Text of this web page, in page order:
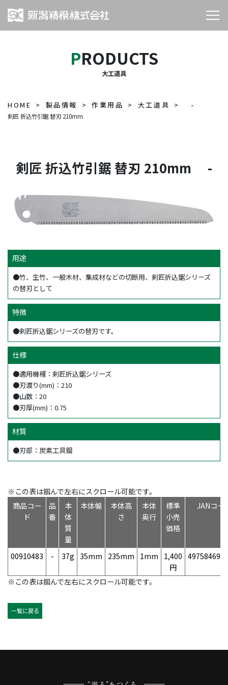
PRODUCTS
大工道具
HOME 製品情報 作業用品 大工道具
剣匠 折込竹引鋸 替刃 210mm
-
剣匠 折込竹引鋸 替刃 210mm -
用途
●竹、生竹、一般木材、集成材などの切断用、剣匠折込鋸シリーズ
の替刃として
特徴
●剣匠折込鋸シリーズの替刃です。
仕様
●適用機種：剣匠折込鋸シリーズ
●刃渡り(mm)：210
●山数：20
●刃厚(mm)：0.75
材質
●刃部：炭素工具鋼
※この表は掴んで左右にスクロール可能です。
商品コー
ド
品
番
本
体
質
量
本体幅
本体高
さ
本体
奥行
標準
小売
価格
JANコー
00910483 - 37g 35mm 235mm 1mm
1,400
円
※この表は掴んで左右にスクロール可能です。
一覧に戻る